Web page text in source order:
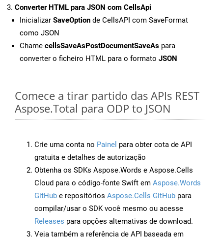
Converter HTML para JSON com CellsApi
Inicializar SaveOption de CellsAPI com SaveFormat
como JSON
Chame cellsSaveAsPostDocumentSaveAs para
converter o ficheiro HTML para o formato JSON
Comece a tirar partido das APIs REST
Aspose.Total para ODP to JSON
Crie uma conta no Painel para obter cota de API
gratuita e detalhes de autorização
Obtenha os SDKs Aspose.Words e Aspose.Cells
Cloud para o código-fonte Swift em Aspose.Words
GitHub e repositórios Aspose.Cells GitHub para
compilar/usar o SDK você mesmo ou acesse
Releases para opções alternativas de download.
Veja também a referência de API baseada em